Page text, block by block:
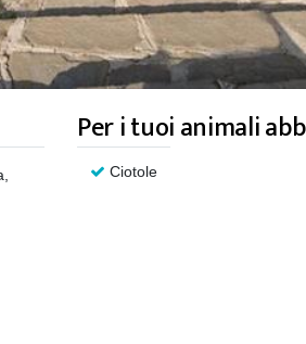
Per i tuoi animali
Ciotole